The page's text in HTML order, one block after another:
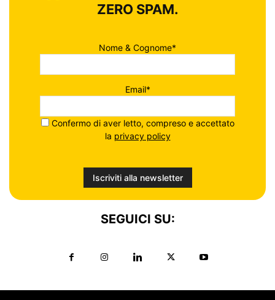
ZERO SPAM.
Nome & Cognome*
Email*
Confermo di aver letto, compreso e accettato
la privacy policy
SEGUICI SU: